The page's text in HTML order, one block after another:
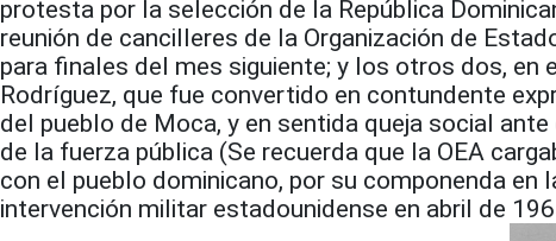
protesta por la selección de la República
reunión de cancilleres de la Organización de
para finales del mes siguiente; y los otros dos, en
Rodríguez, que fue convertido en contundente
del pueblo de Moca, y en sentida queja social
de la fuerza pública (Se recuerda que la OEA
con el pueblo dominicano, por su componenda en
intervención militar estadounidense en abril de